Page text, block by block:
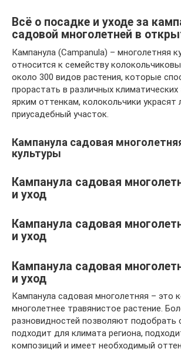
Всё о посадке и уходе за
садовой многолетней в
Кампанула (Campanula) – многолетняя
относится к семейству
около 300 видов растения, которые
прорастать в различных климатических
ярким оттенкам, колокольчики украсят
приусадебный участок.
Кампанула садовая
культуры
Кампанула садовая
и уход
Кампанула садовая
и уход
Кампанула садовая
и уход
Кампанула садовая многолетняя – это
многолетнее травянистое растение.
разновидностей позволяют подобрать
подходит для климата региона,
композиций и имеет необходимый